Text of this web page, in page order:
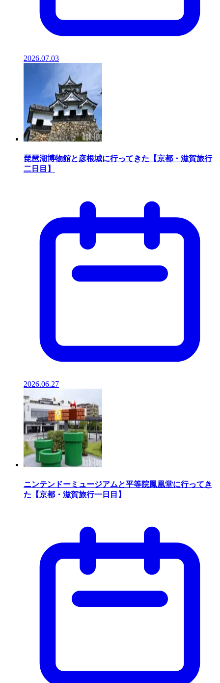
2026.07.03
琵琶湖博物館と彦根城に行ってきた【京都・滋賀旅行
二日目】
2026.06.27
ニンテンドーミュージアムと平等院鳳凰堂に行ってき
た【京都・滋賀旅行一日目】